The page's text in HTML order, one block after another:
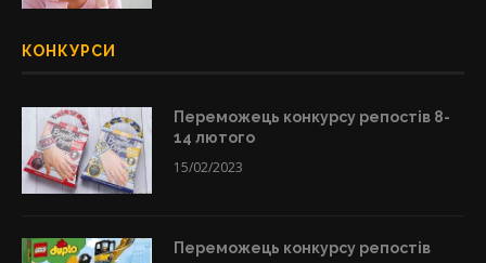
КОНКУРСИ
Переможець конкурсу репостів 8-
14 лютого
15/02/2023
Переможець конкурсу репостів